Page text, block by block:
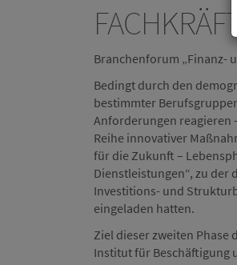
Branchenforum „Finanz-
Bedingt durch den
bestimmter
Anforderungen reagieren
Reihe innovativer
für die Zukunft –
Dienstleistungen“, zu der
Investitions- und
eingeladen hatten.
Ziel dieser zweiten
Institut für Beschäftigung